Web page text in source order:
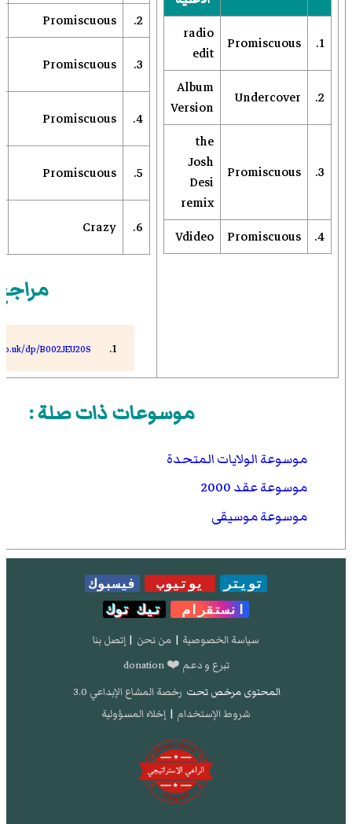
1.
Promiscuous
radio
edit
2.
Undercover
Album
Version
3.
Promiscuous
the
Josh
Desi
remix
4.
Promiscuous
Vdideo
2.
Promiscuous
3.
Promiscuous
4.
Promiscuous
5.
Promiscuous
6.
Crazy
dp/B002JEU20S
موسوعات ذات صلة :
موسوعة الولايات المتحدة
موسوعة عقد 2000
موسوعة موسيقى
تويتر يوتيوب
فيسبوك
انستقرام
تيك توك
سياسة الخصوصية | من نحن | إتصل بنا
تبرع و دعم ❤️ donation
المحتوى مرخص تحت رخصة المشاع الإبداعي 3.0
شروط الإستخدام | إخلاء المسؤولية